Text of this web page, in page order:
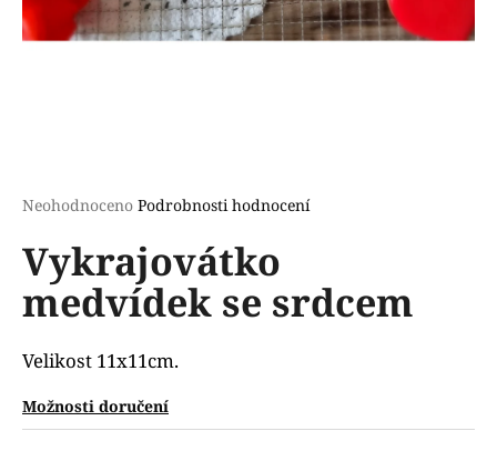
Průměrné
produktu
je
z
hvězdiček.
Neohodnoceno Podrobnosti hodnocení
Vykrajovátko
medvídek se srdcem
Velikost 11x11cm.
Možnosti doručení
a
HLEDAT
D
p
o